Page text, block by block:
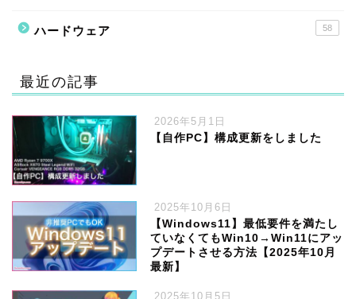
ハードウェア 58
最近の記事
2026年5月1日
【自作PC】構成更新をしました
2025年10月6日
【Windows11】最低要件を満たし
ていなくてもWin10→Win11にアッ
プデートさせる方法【2025年10月
最新】
2025年10月5日